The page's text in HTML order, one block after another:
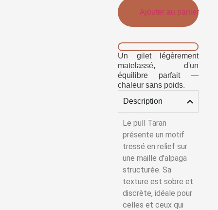
Ajouter au panier
Un gilet légèrement
matelassé, d'un
équilibre parfait —
chaleur sans poids.
Description
Le pull Taran
présente un motif
tressé en relief sur
une maille d'alpaga
structurée. Sa
texture est sobre et
discrète, idéale pour
celles et ceux qui